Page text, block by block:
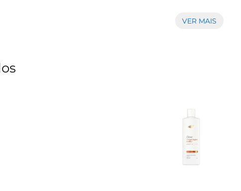
em uma embalagem de 400ml, ideal para uso diário. Sua
o produto é livre de parabenos, proporcionando um tratamento
VER MAIS